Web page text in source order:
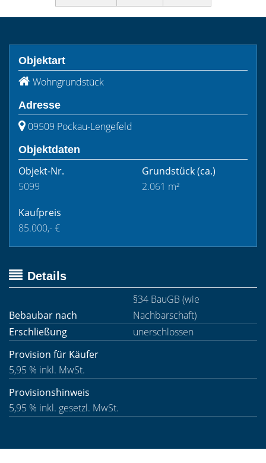
Objektart
Wohngrundstück
Adresse
09509 Pockau-Lengefeld
Objektdaten
Objekt-Nr.
5099
Grundstück(ca.)
2.061 m²
Kaufpreis
85.000,- €
Details
Bebaubar nach
§34 BauGB (wie
Nachbarschaft)
Erschließung
unerschlossen
Provision für Käufer
5,95 % inkl. MwSt.
Provisionshinweis
5,95 % inkl. gesetzl. MwSt.